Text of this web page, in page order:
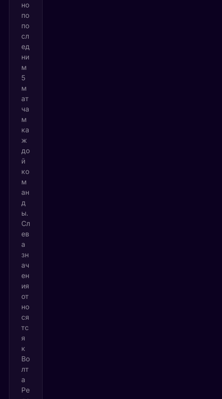
но
по
по
сл
ед
ни
м
5
м
ат
ча
м
ка
ж
до
й
ко
м
ан
д
ы.
Сл
ев
а
зн
ач
ен
ия
от
но
ся
тс
я
к
Во
лт
а
Ре